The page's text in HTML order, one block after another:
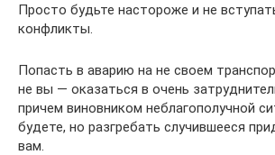
Просто будьте настороже и не
конфликты.
Попасть в аварию на не своем
не вы — оказаться в очень
причем виновником неблагополучной
будете, но разгребать случившееся
вам.